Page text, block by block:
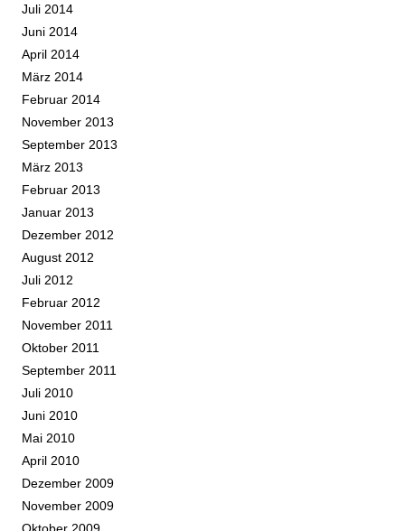
Juli 2014
Juni 2014
April 2014
März 2014
Februar 2014
November 2013
September 2013
März 2013
Februar 2013
Januar 2013
Dezember 2012
August 2012
Juli 2012
Februar 2012
November 2011
Oktober 2011
September 2011
Juli 2010
Juni 2010
Mai 2010
April 2010
Dezember 2009
November 2009
Oktober 2009